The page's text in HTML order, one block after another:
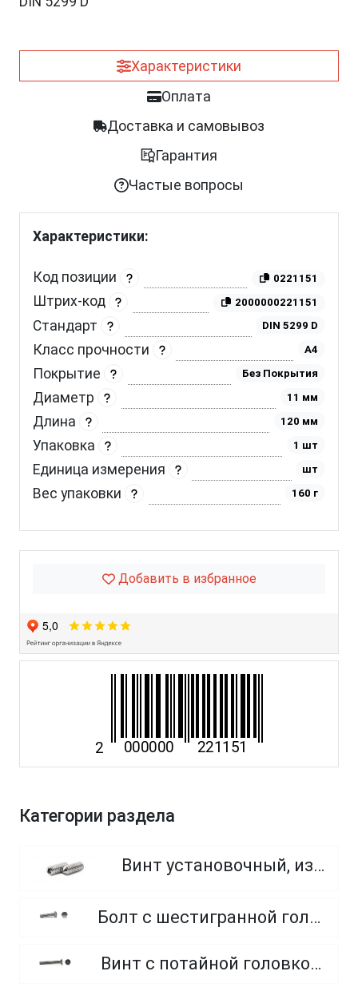
Характеристики
Оплата
Доставка и самовывоз
Гарантия
Частые вопросы
Характеристики:
Код позиции 0221151
Штрих-код 2000000221151
Стандарт DIN 5299 D
Класс прочности A4
Покрытие Без Покрытия
Диаметр 11 мм
Длина 120 мм
Упаковка 1 шт
Единица измерения шт
Вес упаковки 160 г
Добавить в избранное
Категории раздела
Винт установочный, из нержавеющей стали A2
Болт с шестигранной головкой, полная резьба, из нержавеющей стали A2 и A4
Винт с потайной головкой, полная резьба из нержавеющей стали A2 и A4